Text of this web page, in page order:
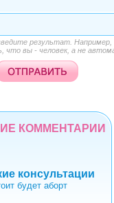
вы - человек, а не
результат. Например,
КОММЕНТАРИИ
консультации
будет аборт